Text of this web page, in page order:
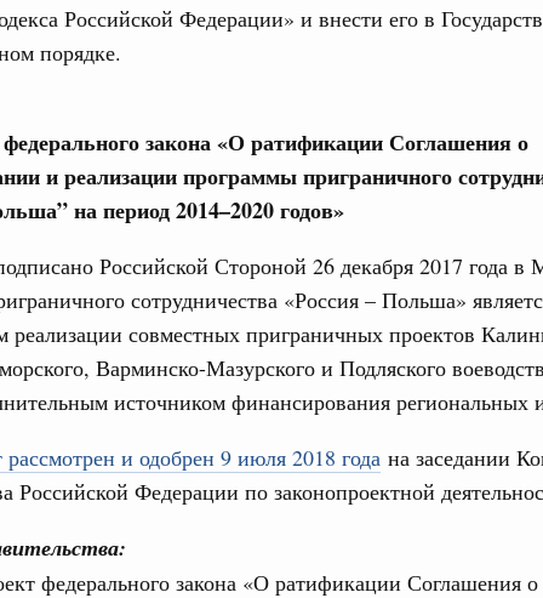
Российской Федерации» и внести его в
порядке.
закона «О ратификации Соглашения о
и реализации программы приграничного
на период 2014–2020 годов»
Российской Стороной 26 декабря 2017 года в
сотрудничества «Россия – Польша»
реализации совместных приграничных проектов
Варминско-Мазурского и Подляского
источником финансирования региональных
рассмотрен и одобрен 9 июля 2018 года на заседании
Российской Федерации по законопроектной
федерального закона «О ратификации Соглашения о
для жизни»
участков, ведущих к спортивным
«Инфраструктура для жизни»
и руководитель Росмолодёжи Григорий
проекта «Кольцо открытий»
Интеграция на пространстве СНГ
совета в узком составе
странами (кроме СНГ) на двусторонней основе
с Министром промышленности,
Мохаммадом Атабаком
научно-популярного туризма в
науки и технологий
1
еще